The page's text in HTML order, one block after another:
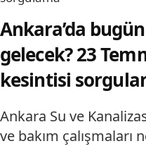
Ankara’da
gelecek? 23
kesintisi
Ankara Su ve
ve bakım